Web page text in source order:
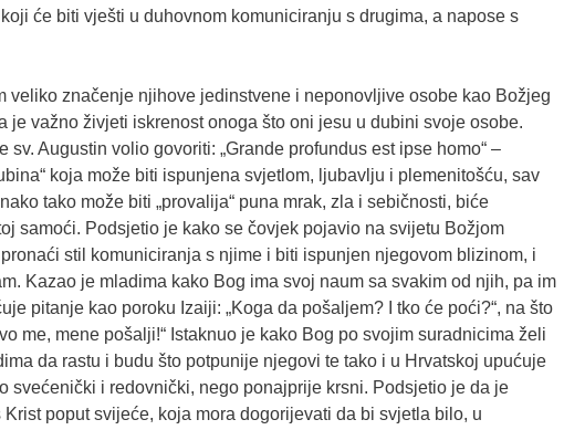
će biti vješti u duhovnom komuniciranju s drugima, a napose s
veliko značenje njihove jedinstvene i neponovljive osobe kao Božjeg
je važno živjeti iskrenost onoga što oni jesu u dubini svoje osobe.
sv. Augustin volio govoriti: „Grande profundus est ipse homo“ –
koja može biti ispunjena svjetlom, ljubavlju i plemenitošću, sav
tako može biti „provalija“ puna mrak, zla i sebičnosti, biće
samoći. Podsjetio je kako se čovjek pojavio na svijetu Božjom
stil komuniciranja s njime i biti ispunjen njegovom blizinom, i
Kazao je mladima kako Bog ima svoj naum sa svakim od njih, pa im
pitanje kao poroku Izaiji: „Koga da pošaljem? I tko će poći?“, na što
me, mene pošalji!“ Istaknuo je kako Bog po svojim suradnicima želi
da rastu i budu što potpunije njegovi te tako i u Hrvatskoj upućuje
svećenički i redovnički, nego ponajprije krsni. Podsjetio je da je
poput svijeće, koja mora dogorijevati da bi svjetla bilo, u